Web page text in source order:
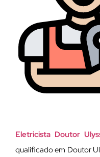
Eletricista Doutor
qualificado em Doutor